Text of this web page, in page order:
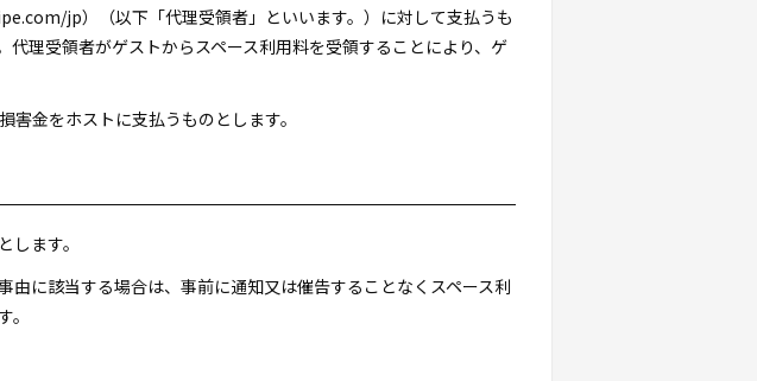
jp）（以下「代理受領者」といいます。）に対して支払うも
理受領者がゲストからスペース利用料を受領することにより、ゲ
金をホストに支払うものとします。
ます。
に該当する場合は、事前に通知又は催告することなくスペース利